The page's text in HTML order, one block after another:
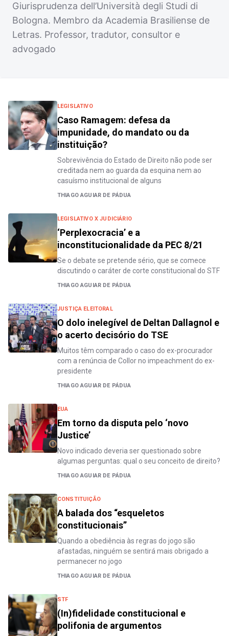
Giurisprudenza dell’Università degli Studi di
Bologna. Membro da Academia Brasiliense de
Letras. Professor, tradutor, consultor e
advogado
LEGISLATIVO
Caso Ramagem: defesa da
impunidade, do mandato ou da
instituição?
Sobrevivência do Estado de Direito não pode ser
creditada nem ao guarda da esquina nem ao
casuísmo institucional de alguns
THIAGO AGUIAR DE PÁDUA
LEGISLATIVO X JUDICIÁRIO
‘Perplexocracia’ e a
inconstitucionalidade da PEC 8/21
Se o debate se pretende sério, que se comece
discutindo o caráter de corte constitucional do STF
THIAGO AGUIAR DE PÁDUA
JUSTIÇA ELEITORAL
O dolo inelegível de Deltan Dallagnol e
o acerto decisório do TSE
Muitos têm comparado o caso do ex-procurador
com a renúncia de Collor no impeachment do ex-
presidente
THIAGO AGUIAR DE PÁDUA
EUA
Em torno da disputa pelo ‘novo
Justice’
Novo indicado deveria ser questionado sobre
algumas perguntas: qual o seu conceito de direito?
THIAGO AGUIAR DE PÁDUA
CONSTITUIÇÃO
A balada dos “esqueletos
constitucionais”
Quando a obediência às regras do jogo são
afastadas, ninguém se sentirá mais obrigado a
permanecer no jogo
THIAGO AGUIAR DE PÁDUA
STF
(In)fidelidade constitucional e
polifonia de argumentos